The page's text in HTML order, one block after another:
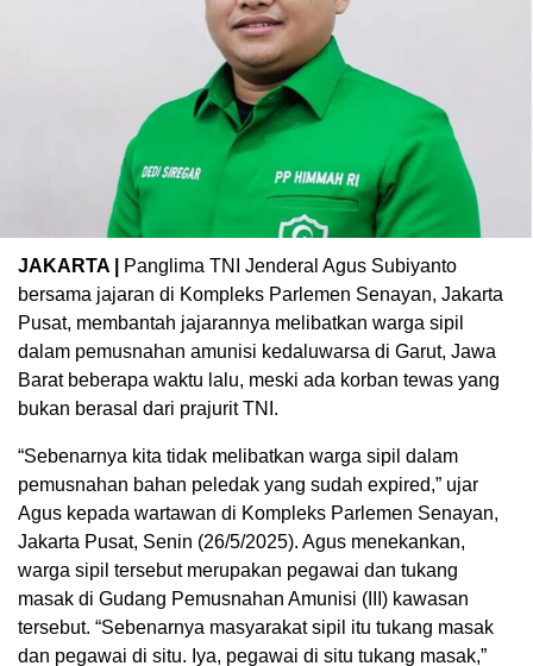
JAKARTA |
Panglima TNI Jenderal Agus Subiyanto
bersama jajaran di Kompleks Parlemen Senayan, Jakarta
Pusat, membantah jajarannya melibatkan warga sipil
dalam pemusnahan amunisi kedaluwarsa di Garut, Jawa
Barat beberapa waktu lalu, meski ada korban tewas yang
bukan berasal dari prajurit TNI.
“Sebenarnya kita tidak melibatkan warga sipil dalam
pemusnahan bahan peledak yang sudah expired,” ujar
Agus kepada wartawan di Kompleks Parlemen Senayan,
Jakarta Pusat, Senin (26/5/2025). Agus menekankan,
warga sipil tersebut merupakan pegawai dan tukang
masak di Gudang Pemusnahan Amunisi (III) kawasan
tersebut. “Sebenarnya masyarakat sipil itu tukang masak
dan pegawai di situ. Iya, pegawai di situ tukang masak,”